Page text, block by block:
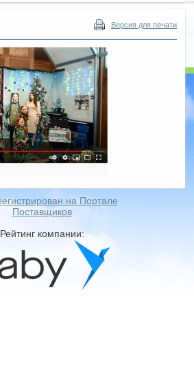
Версия для печати
Рейтинг компании: